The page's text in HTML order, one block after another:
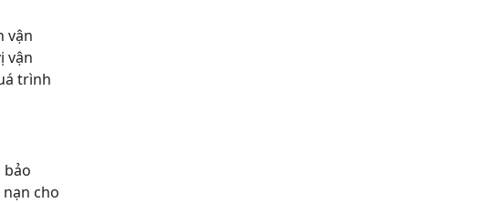
vận
vận
trình
bảo
cho